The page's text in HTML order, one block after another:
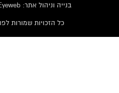
בנייה וניהול אתר: Eyeweb שיווק באינטרנט .
כל הזכויות שמורות